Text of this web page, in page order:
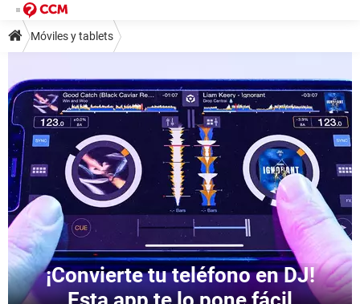
Móviles y tablets
¡Convierte tu teléfono en DJ!